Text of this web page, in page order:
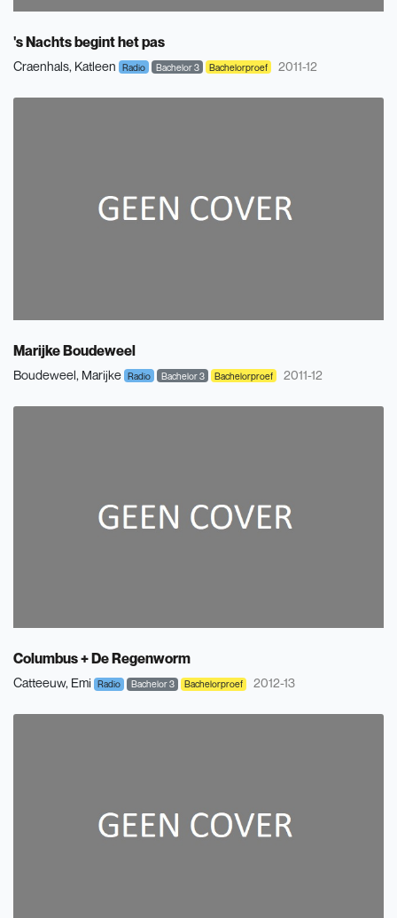
's Nachts begint het pas
Craenhals, Katleen Radio Bachelor 3 Bachelorproef 2011-12
Marijke Boudeweel
Boudeweel, Marijke Radio Bachelor 3 Bachelorproef 2011-12
Columbus + De Regenworm
Catteeuw, Emi Radio Bachelor 3 Bachelorproef 2012-13